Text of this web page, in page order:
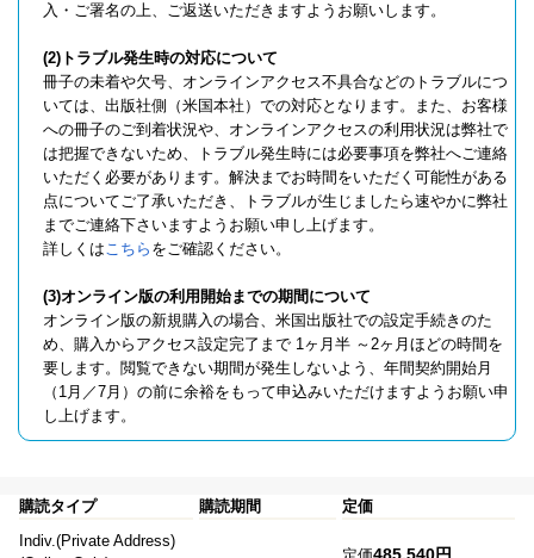
入・ご署名の上、ご返送いただきますようお願いします。
(2)トラブル発生時の対応について
冊子の未着や欠号、オンラインアクセス不具合などのトラブルにつ
いては、出版社側（米国本社）での対応となります。また、お客様
への冊子のご到着状況や、オンラインアクセスの利用状況は弊社で
は把握できないため、トラブル発生時には必要事項を弊社へご連絡
いただく必要があります。解決までお時間をいただく可能性がある
点についてご了承いただき、トラブルが生じましたら速やかに弊社
までご連絡下さいますようお願い申し上げます。
詳しくはこちら をご確認ください。
(3)オンライン版の利用開始までの期間について
オンライン版の新規購入の場合、米国出版社での設定手続きのた
め、購入からアクセス設定完了まで 1ヶ月半 ～2ヶ月ほどの時間を
要します。閲覧できない期間が発生しないよう、年間契約開始月
（1月／7月）の前に余裕をもって申込みいただけますようお願い申
し上げます。
購読タイプ 購読期間
定価
Indiv.(Private Address)